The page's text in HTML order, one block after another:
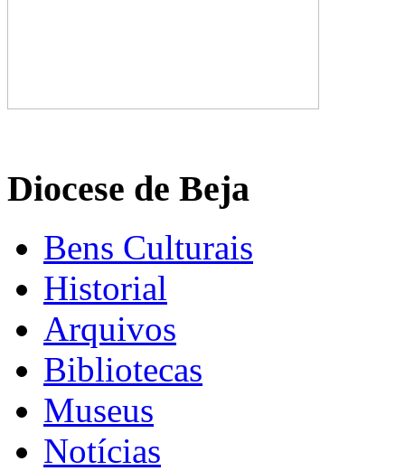
Diocese de Beja
Bens Culturais
Historial
Arquivos
Bibliotecas
Museus
Notícias